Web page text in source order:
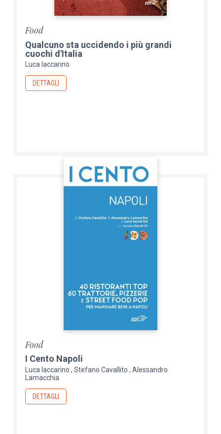
Food
Qualcuno sta uccidendo i più grandi
cuochi d'Italia
Luca Iaccarino
DETTAGLI
Food
I Cento Napoli
Luca Iaccarino Stefano Cavallito
Alessandro
Lamacchia
DETTAGLI